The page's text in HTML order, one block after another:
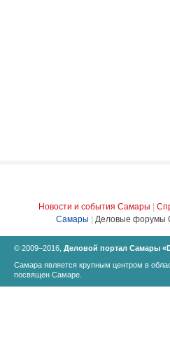
Новости и события Самары
Самары
Деловые форумы
© 2009–2016, Деловой портал Самары
Самара является крупным центром в
посвящен Самаре.